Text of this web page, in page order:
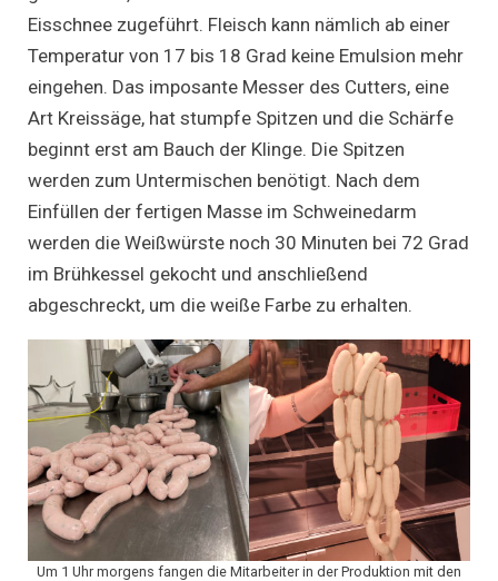
Eisschnee zugeführt. Fleisch kann nämlich ab einer
Temperatur von 17 bis 18 Grad keine Emulsion mehr
eingehen. Das imposante Messer des Cutters, eine
Art Kreissäge, hat stumpfe Spitzen und die Schärfe
beginnt erst am Bauch der Klinge. Die Spitzen
werden zum Untermischen benötigt. Nach dem
Einfüllen der fertigen Masse im Schweinedarm
werden die Weißwürste noch 30 Minuten bei 72 Grad
im Brühkessel gekocht und anschließend
abgeschreckt, um die weiße Farbe zu erhalten.
Um 1 Uhr morgens fangen die Mitarbeiter in der Produktion mit den